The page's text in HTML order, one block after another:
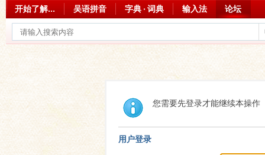
开始了解... 吴语拼音 字典 · 词典 输入法 论坛
您需要先登录才能继续本操作
用户登录